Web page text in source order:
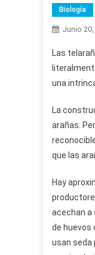
Biología
Junio 20,
Las
una
La
arañas.
que las
Hay
acechan a
de huevos
usan seda